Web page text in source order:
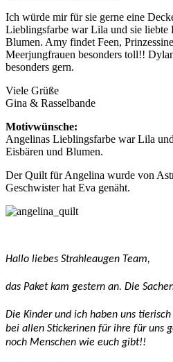
Ich würde mir für sie gerne eine
Lieblingsfarbe war Lila und sie liebte
Blumen. Amy findet Feen,
Meerjungfrauen besonders toll!!
besonders gern.
Viele Grüße
Gina & Rasselbande
Motivwünsche:
Angelinas Lieblingsfarbe war Lila
Eisbären und Blumen.
Der Quilt für Angelina wurde von
Geschwister hat Eva genäht.
Hallo liebes Strahleaugen Team,
das Paket kam gestern an. Die
Die Kinder und ich haben uns
bei allen Stickerinen für ihre für uns
noch Menschen wie euch gibt!!